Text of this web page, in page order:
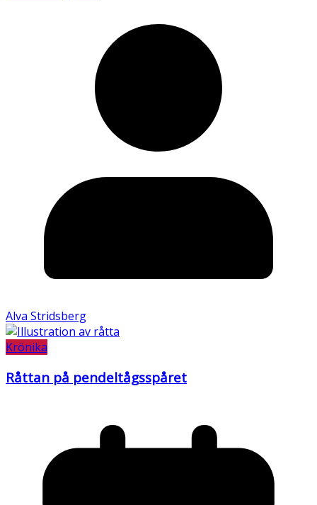
Alva Stridsberg
Krönika
Råttan på pendeltågsspåret